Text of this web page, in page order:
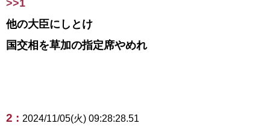
>>1
他の大臣にしとけ
国交相を草加の指定席やめれ
2 : 2024/11/05(火) 09:28:28.51